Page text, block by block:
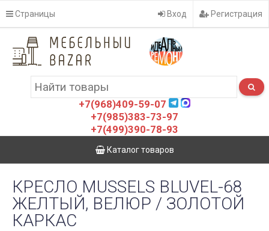
Страницы Вход Регистрация
+7(968)409-59-07
+7(985)383-73-97
+7(499)390-78-93
Каталог товаров
КРЕСЛО MUSSELS BLUVEL-68
ЖЕЛТЫЙ, ВЕЛЮР / ЗОЛОТОЙ
КАРКАС